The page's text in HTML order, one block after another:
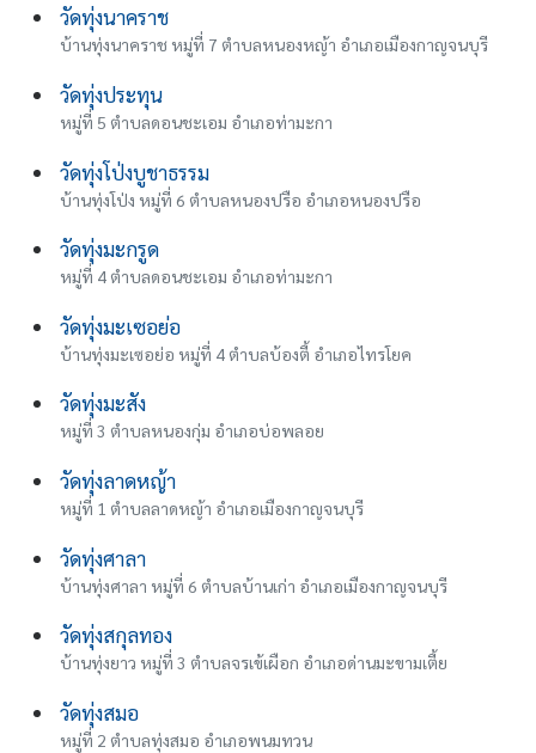
วัดทุ่งนาคราช
บ้านทุ่งนาคราช หมู่ที่ 7 ตำบลหนองหญ้า อำเภอเมืองกาญจนบุรี
วัดทุ่งประทุน
หมู่ที่ 5 ตำบลดอนชะเอม อำเภอท่ามะกา
วัดทุ่งโป่งบูชาธรรม
บ้านทุ่งโป่ง หมู่ที่ 6 ตำบลหนองปรือ อำเภอหนองปรือ
วัดทุ่งมะกรูด
หมู่ที่ 4 ตำบลดอนชะเอม อำเภอท่ามะกา
วัดทุ่งมะเซอย่อ
บ้านทุ่งมะเซอย่อ หมู่ที่ 4 ตำบลบ้องตี้ อำเภอไทรโยค
วัดทุ่งมะสัง
หมู่ที่ 3 ตำบลหนองกุ่ม อำเภอบ่อพลอย
วัดทุ่งลาดหญ้า
หมู่ที่ 1 ตำบลลาดหญ้า อำเภอเมืองกาญจนบุรี
วัดทุ่งศาลา
บ้านทุ่งศาลา หมู่ที่ 6 ตำบลบ้านเก่า อำเภอเมืองกาญจนบุรี
วัดทุ่งสกุลทอง
บ้านทุ่งยาว หมู่ที่ 3 ตำบลจรเข้เผือก อำเภอด่านมะขามเตี้ย
วัดทุ่งสมอ
หมู่ที่ 2 ตำบลทุ่งสมอ อำเภอพนมทวน